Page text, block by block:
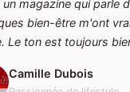
un magazine qui parle
bien-être m'ont
Le ton est toujours
Camille Dubois